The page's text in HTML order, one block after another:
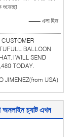
—— এলা হিজ
BALLOON
WILL SEND
TODAY.
USA)
অনলাইন চ্যাট এখন